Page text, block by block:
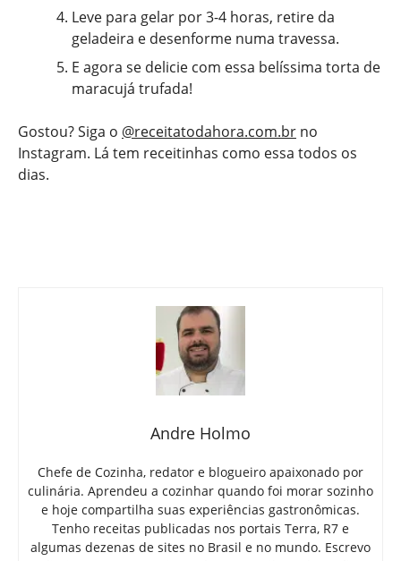
Leve para gelar por 3-4 horas, retire da
geladeira e desenforme numa travessa.
E agora se delicie com essa belíssima torta de
maracujá trufada!
Gostou? Siga o @receitatodahora.com.br no
Instagram. Lá tem receitinhas como essa todos os
dias.
Andre Holmo
Chefe de Cozinha, redator e blogueiro apaixonado por
culinária. Aprendeu a cozinhar quando foi morar sozinho
e hoje compartilha suas experiências gastronômicas.
Tenho receitas publicadas nos portais Terra, R7 e
algumas dezenas de sites no Brasil e no mundo. Escrevo